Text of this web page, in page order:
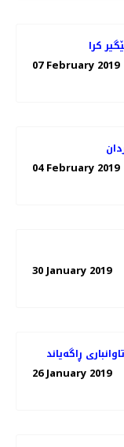
كرا
07 February 2019
04 February 2019
30 January 2019
ڕاگەیاند
26 January 2019